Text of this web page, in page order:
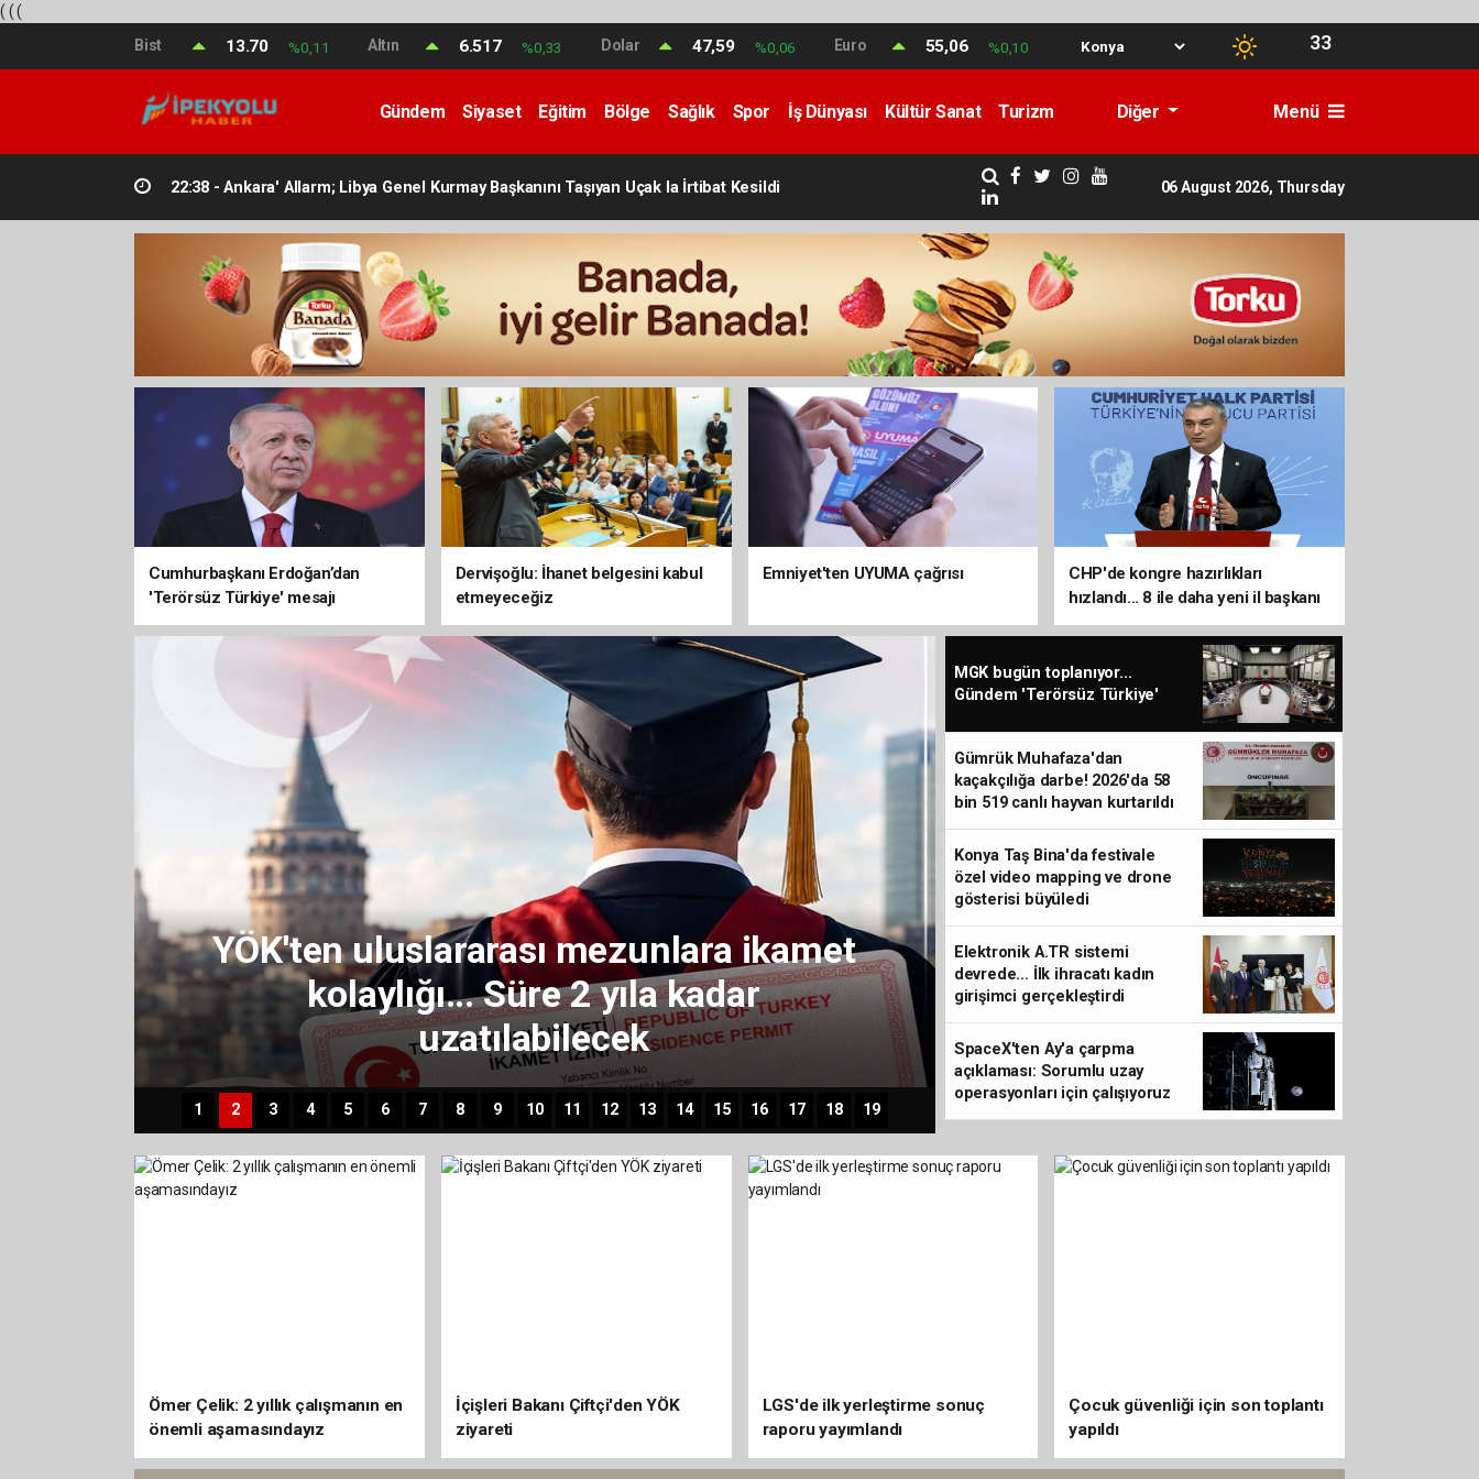
( ((
Bist
13.70 %0,11 Altın 6.517 %0,33 Dolar 47,59 %0,06 Euro 55,06 %0,10 33
Gündem Siyaset Eğitim Bölge Sağlık Spor İş Dünyası Kültür Sanat
Turizm
Diğer Menü
22:38 -Ankara' Allarm; Libya Genel Kurmay Başkanını Taşıyan Uçak la İrtibat Kesildi 06 August 2026, Thursday
Cumhurbaşkanı Erdoğan’dan
'Terörsüz Türkiye' mesajı
Dervişoğlu: İhanet belgesini kabul
etmeyeceğiz
Emniyet'ten UYUMA çağrısı
CHP'de kongre hazırlıkları
hızlandı... 8 ile daha yeni il başkanı
atandı
Konya Selçuklu'da
Pekyatırmacı'dan
1 2 3 4 5 6 7 8 9 10 11 12 13 14 15 16 17 18 19
MGK bugün toplanıyor...
Gündem 'Terörsüz Türkiye'
Gümrük Muhafaza'dan
kaçakçılığa darbe! 2026'da 58
bin 519 canlı hayvan kurtarıldı
Konya Taş Bina'da festivale
özel video mapping ve drone
gösterisi büyüledi
Elektronik A.TR sistemi
devrede... İlk ihracatı kadın
girişimci gerçekleştirdi
SpaceX'ten Ay'a çarpma
açıklaması: Sorumlu uzay
operasyonları için çalışıyoruz
Ömer Çelik: 2 yıllık çalışmanın en
önemli aşamasındayız
İçişleri Bakanı Çiftçi'den YÖK
ziyareti
LGS'de ilk yerleştirme sonuç
raporu yayımlandı
Çocuk güvenliği için son toplantı
yapıldı